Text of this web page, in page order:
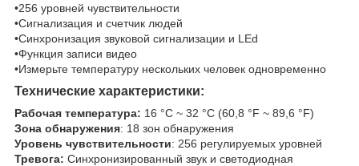
•256 уровней чувствительности
•Сигнализация и счетчик людей
•Синхронизация звуковой сигнализации и LEd
•Функция записи видео
•Измерьте температуру нескольких человек одновременно
Технические характеристики:
Рабочая температура: 16 °C ~ 32 °C (60,8 °F ~ 89,6 °F)
Зона обнаружения: 18 зон обнаружения
Уровень чувствительности: 256 регулируемых уровней
Тревога: Синхронизированный звук и светодиодная